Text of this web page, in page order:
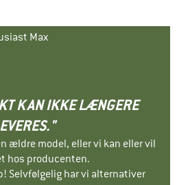
Max
KAN IKKE LÆNGERE
ældre model, eller vi kan eller vil
hos producenten.
Selvfølgelig har vi alternativer